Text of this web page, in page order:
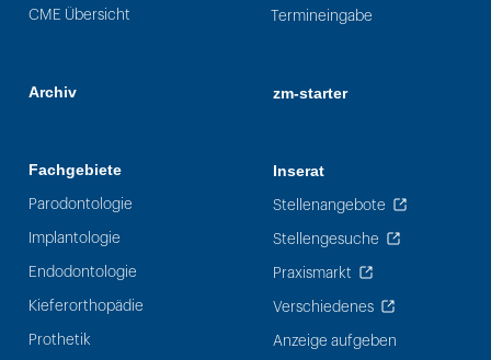
CME Übersicht
Archiv
Fachgebiete
Parodontologie
Implantologie
Endodontologie
Kieferorthopädie
Prothetik
Termineingabe
zm-starter
Inserat
Stellenangebote
Stellengesuche
Praxismarkt
Verschiedenes
Anzeige aufgeben